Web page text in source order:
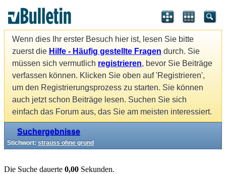
Wenn dies Ihr erster Besuch hier ist, lesen Sie bitte
zuerst die Hilfe - Häufig gestellte Fragen durch. Sie
müssen sich vermutlich registrieren, bevor Sie Beiträge
verfassen können. Klicken Sie oben auf 'Registrieren',
um den Registrierungsprozess zu starten. Sie können
auch jetzt schon Beiträge lesen. Suchen Sie sich
einfach das Forum aus, das Sie am meisten interessiert.
Suchergebnisse
Stichwort: strauss ohne grund
Die Suche dauerte 0,00 Sekunden.